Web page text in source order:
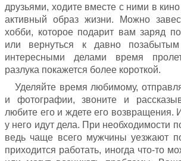
друзьями, ходите вместе с ними в
активный образ жизни. Можно
хобби, которое подарит вам заряд
или вернуться к давно
интересными делами время
разлука покажется более короткой.
Уделяйте время любимому,
и фотографии, звоните и
любите его и ждете его возвращения.
у него идут дела. При необходимости
ведь чаще всего мужчины уезжают
приходится работать, иногда что-то